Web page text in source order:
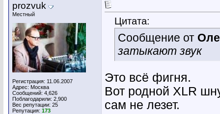
prozvuk
Местный
Регистрация: 11.06.2007
Адрес: Москва
Сообщений: 4,626
Поблагодарили: 2,900
Вес репутации: 25
Репутация: 173
Цитата:
Сообщение от
затыкают звук
Это всё фигня.
Вот родной XLR
сам не лезет.